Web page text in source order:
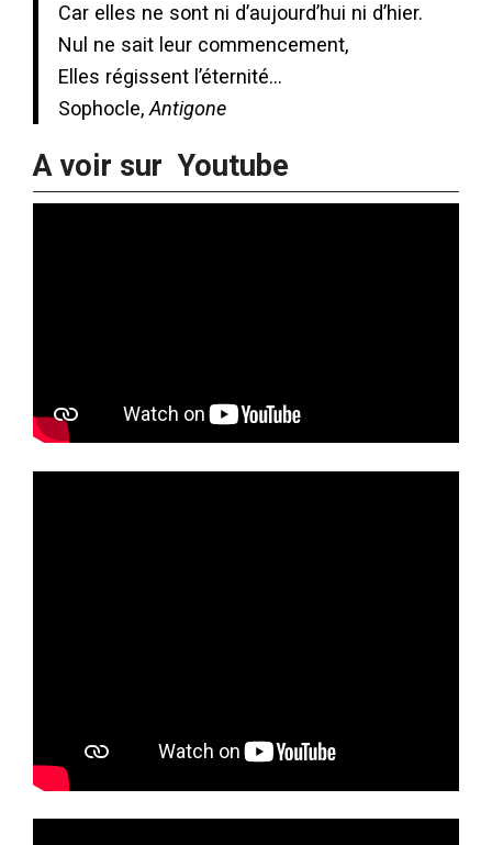
Car elles ne sont ni d’aujourd’hui ni d’hier.
Nul ne sait leur commencement,
Elles régissent l’éternité…
Sophocle,Antigone
A voir sur Youtube